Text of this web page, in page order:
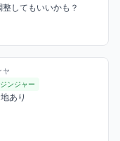
してもいいかも？
ャ / 2026年2月1日
ジンジャー
あり